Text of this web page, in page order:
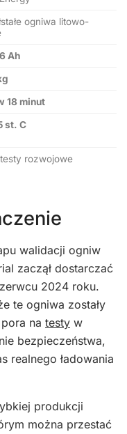
ogniwa litowo-
Ah
18 minut
st. C
rozwojowe
walidacji ogniw
zaczął dostarczać
2024 roku.
te ogniwa zostały
na testy w
bezpieczeństwa,
realnego ładowania
produkcji
można przestać